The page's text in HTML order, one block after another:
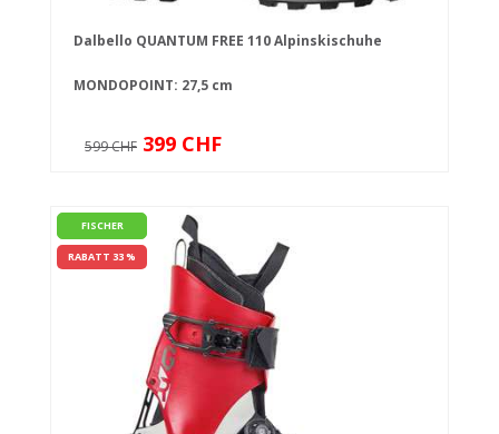
Dalbello QUANTUM FREE 110 Alpinskischuhe
MONDOPOINT: 27,5 cm
599 CHF 399 CHF
FISCHER
RABATT 33 %